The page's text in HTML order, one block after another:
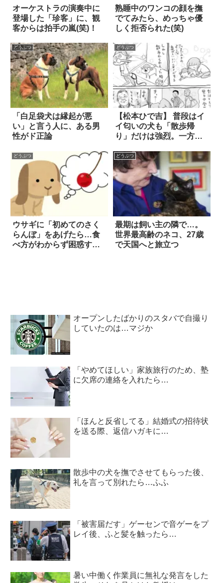
オーケストラの演奏中に
登場した「珍客」に、観
客からは拍手の嵐(笑)！
熟睡中のワンコの顔を撫
でてみたら、めっちゃ優
しく拒否られた(笑)
どうぶつ
「白足袋犬は縁起が悪
い」と言う人に、ある男
性がド正論
どうぶつ
【松本ひで吉】 普段はイ
イ匂いの犬も「散歩帰
り」だけは強烈。一方の
きだけど…！？
どうぶつ
ウサギに「初めてのさく
らんぼ」をあげたら…食
べ方がわからず困惑する
どうぶつ
最期は飼い主の隣で…。
世界最高齢のネコ、27歳
で天国へと旅立つ
オープンしたばかりのスタバで自撮り
していたのは…マジか
「やめてほしい」家族旅行のため、塾
に欠席の連絡を入れたら…
「ほんと反省してる」結婚式の招待状
を送る際、返信ハガキに…
散歩中の犬を撫でさせてもらった後、
礼を言って別れたら…ふふ
「被害届だす」ゲーセンで音ゲーをプ
レイ後、ふと髪を触ったら…
暑い中働く作業員に無礼な発言をした